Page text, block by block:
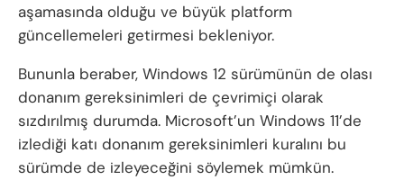
aşamasında olduğu ve büyük platform
güncellemeleri getirmesi bekleniyor.
Bununla beraber, Windows 12 sürümünün de olası
donanım gereksinimleri de çevrimiçi olarak
sızdırılmış durumda. Microsoft’un Windows 11’de
izlediği katı donanım gereksinimleri kuralını bu
sürümde de izleyeceğini söylemek mümkün.